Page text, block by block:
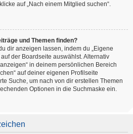
auf „Nach einem Mitglied suchen“.
und Themen finden?
dir anzeigen lassen, indem du „Eigene
der Boardseite auswählst. Alternativ
in deinem persönlichen Bereich
auf deiner eigenen Profilseite
Suche, um nach von dir erstellen Themen
Optionen in die Suchmaske ein.